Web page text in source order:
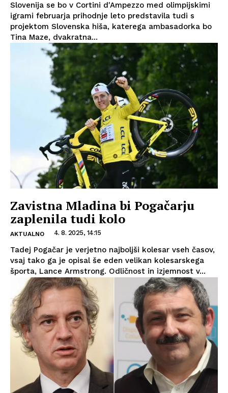
Slovenija se bo v Cortini d'Ampezzo med olimpijskimi
igrami februarja prihodnje leto predstavila tudi s
projektom Slovenska hiša, katerega ambasadorka bo
Tina Maze, dvakratna...
Zavistna Mladina bi Pogačarju
zaplenila tudi kolo
AKTUALNO 4. 8. 2025, 14:15
Tadej Pogačar je verjetno najboljši kolesar vseh časov,
vsaj tako ga je opisal še eden velikan kolesarskega
športa, Lance Armstrong. Odličnost in izjemnost v...